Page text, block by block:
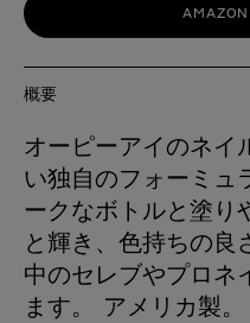
概要
オーピーアイのネイ
い独自のフォーミュ
ークなボトルと塗り
と輝き、色持ちの良
中のセレブやプロネ
ます。 アメリカ製。